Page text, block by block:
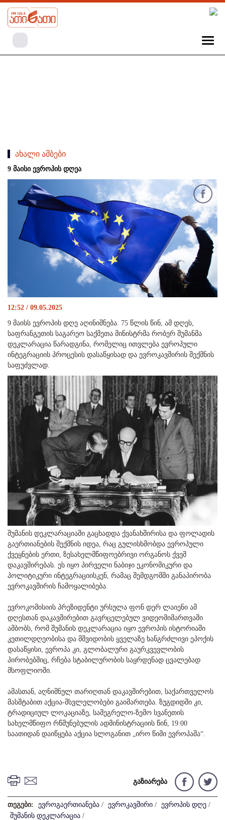
ახალი ამბები
9 მაისი ევროპის დღეა
12:52 / 09.05.2025
9 მაისს ევროპის დღე აღინიშნება. 75 წლის წინ, ამ დღეს,
საფრანგეთის საგარეო საქმეთა მინისტრმა რობერ შუმანმა
დეკლარაცია წარადგინა, რომელიც ითვლება ევროპული
ინტეგრაციის პროცესის დასაწყისად და ევროკავშირის შექმნის
საფუძვლად.
შუმანის დეკლარაციაში გაცხადდა ქვანახშირისა და ფოლადის
გაერთიანების შექმნის იდეა, რაც გულისხმობდა ევროპული
ქვეყნების ერთი, ზესახელმწიფოებრივი ორგანოს ქვეშ
დაკავშირებას. ეს იყო პირველი ნაბიჯი ეკონომიკური და
პოლიტიკური ინტეგრაციისკენ, რამაც შემდგომში განაპირობა
ევროკავშირის ჩამოყალიბება.
ევროკომისიის პრეზიდენტი ურსულა ფონ დერ ლაიენი ამ
დღესთან დაკავშირებით გავრცელებულ ვიდეომიმართვაში
ამბობს, რომ შუმანის დეკლარაცია იყო ევროპის ისტორიაში
კეთილდღეობისა და მშვიდობის ყველაზე ხანგრძლივი ეპოქის
დასაწყისი, ევროპა კი, გლობალური გაურკვევლობის
პირობებშიც, რჩება სტაბილურობის საყრდენად ცვალებად
მსოფლიოში.
ამასთან, აღნიშნულ თარიღთან დაკავშირებით, საქართველოს
მასშტაბით აქცია-მსვლელობები გაიმართება. ზუგდიდში კი,
ტრადიციულ ლოკაციაზე, სამეგრელო-ზემო სვანეთის
სახელმწიფო რწმუნებულის ადმინისტრაციის წინ, 19:00
საათიდან დაიწყება აქცია სლოგანით „ირო წიმი ევროპაშა“.
გაზიარება
თეგები: ევროგაერთიანება / ევროკავშირი / ევროპის დღე /
შუმანის დეკლარაცია /